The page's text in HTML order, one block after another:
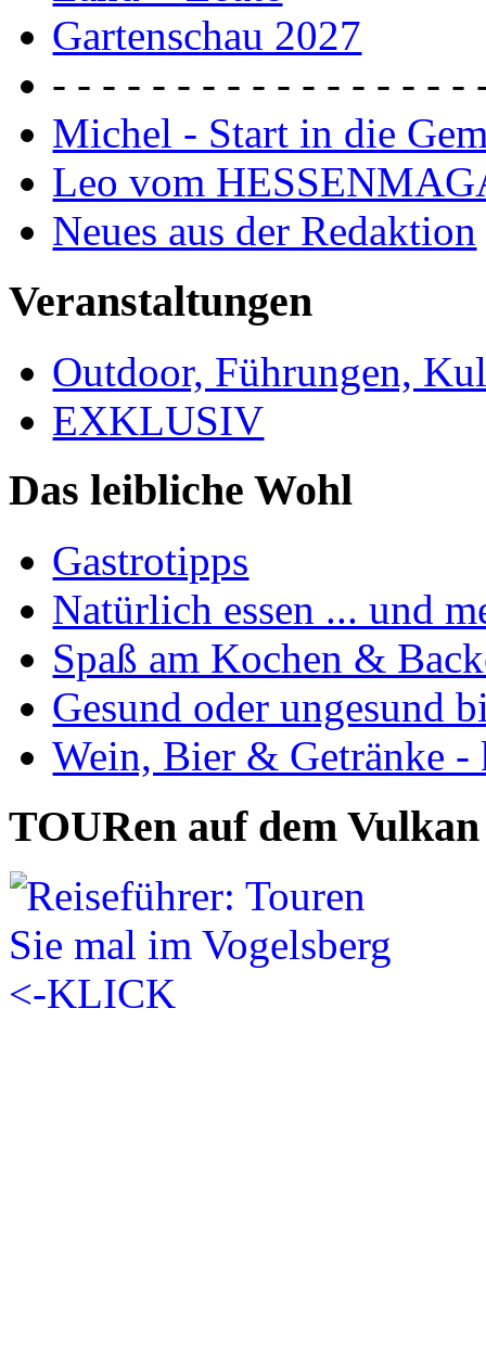
Gartenschau 2027
- - - - - - - - - - - - - - - - -
Michel - Start in die
Leo vom
Neues aus der Redaktion
Veranstaltungen
Outdoor, Führungen,
EXKLUSIV
Das leibliche Wohl
Gastrotipps
Natürlich essen ... und
Spaß am Kochen &
Gesund oder ungesund
Wein, Bier & Getränke -
TOURen auf dem Vulkan